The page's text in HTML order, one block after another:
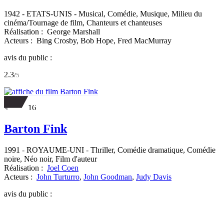
1942 - ETATS-UNIS - Musical, Comédie, Musique, Milieu du
cinéma/Tournage de film, Chanteurs et chanteuses
Réalisation : George Marshall
Acteurs : Bing Crosby, Bob Hope, Fred MacMurray
avis du public :
2.3/5
16
Barton Fink
1991 - ROYAUME-UNI - Thriller, Comédie dramatique, Comédie
noire, Néo noir, Film d'auteur
Réalisation : Joel Coen
Acteurs : John Turturro, John Goodman, Judy Davis
avis du public :